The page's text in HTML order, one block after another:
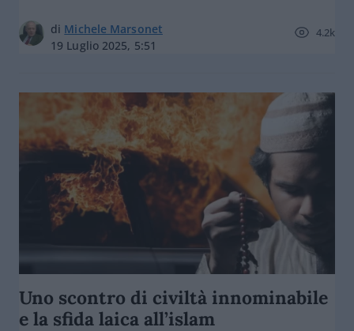
di Michele Marsonet
19 Luglio 2025, 5:51
4.2k
Uno scontro di civiltà innominabile
e la sfida laica all’islam